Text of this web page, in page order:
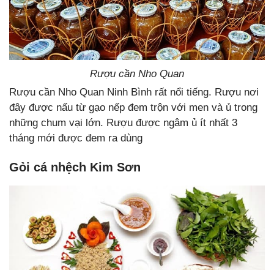
Rượu cần Nho Quan
Rượu cần Nho Quan Ninh Bình rất nổi tiếng. Rượu nơi
đây được nấu từ gạo nếp đem trộn với men và ủ trong
những chum vại lớn. Rượu được ngâm ủ ít nhất 3
tháng mới được đem ra dùng
Gỏi cá nhệch Kim Sơn